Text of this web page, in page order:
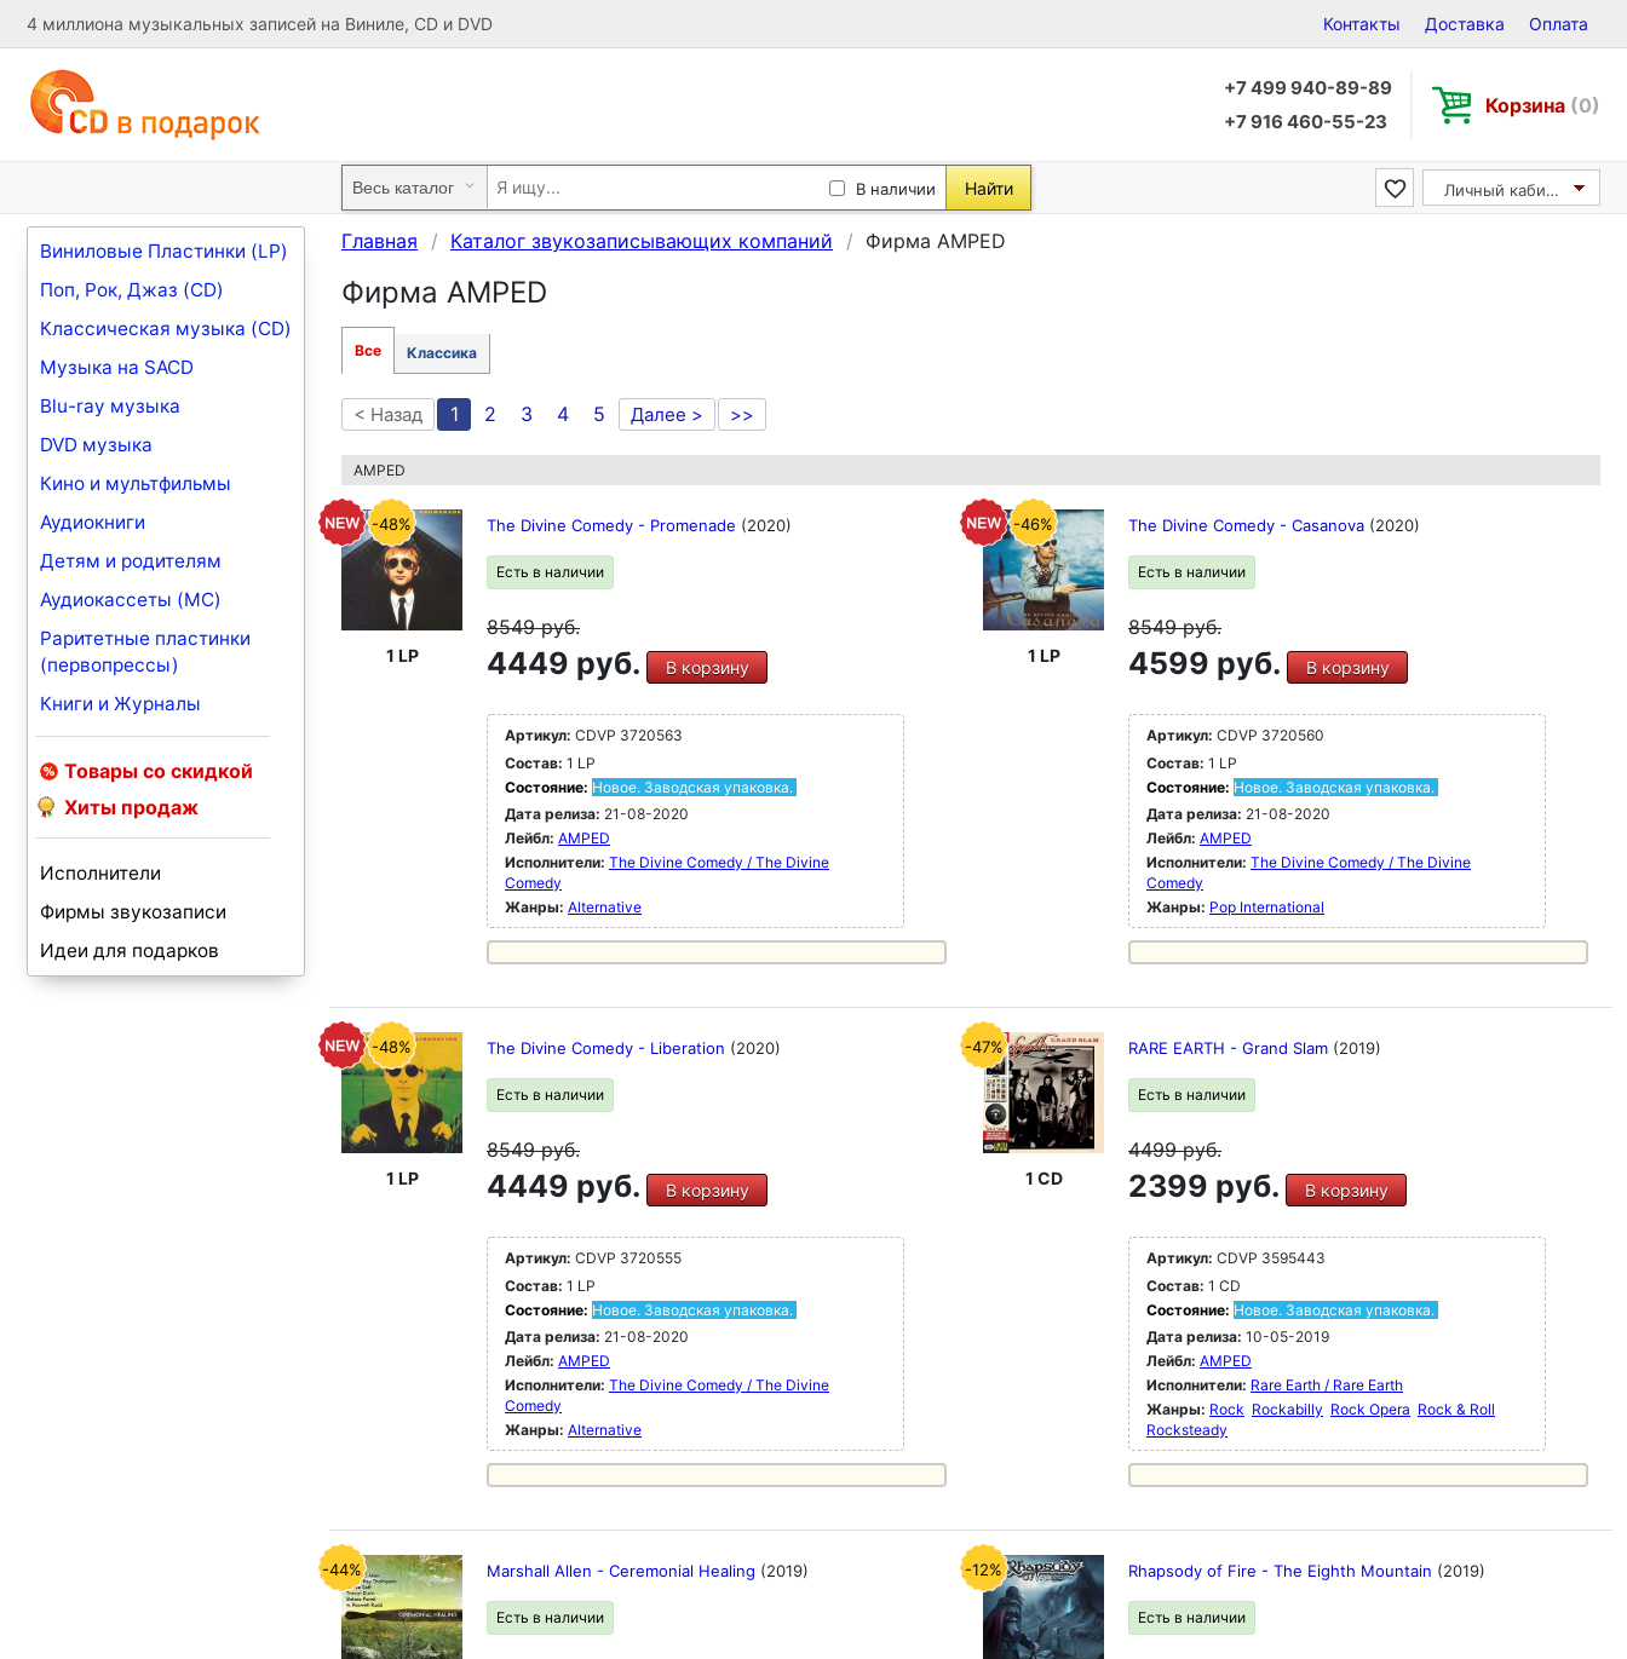
4 миллиона музыкальных записей на Виниле, CD и DVD Контакты Доставка Оплата
+7 499 940-89-89
+7 916 460-55-23
Корзина (0)
В наличии Найти Личный кабинет
Виниловые Пластинки (LP)
Поп, Рок, Джаз (CD)
Классическая музыка (CD)
Музыка на SACD
Blu-ray музыка
DVD музыка
Кино и мультфильмы
Аудиокниги
Детям и родителям
Аудиокассеты (MC)
Раритетные пластинки
(первопрессы)
Книги и Журналы
Товары со скидкой
Хиты продаж
Исполнители
Фирмы звукозаписи
Идеи для подарков
Главная Каталог звукозаписывающих компаний Фирма AMPED
Фирма AMPED
Все Классика
< Назад 1 2 3 4 5 Далее > >>
AMPED
-48%
1 LP
The Divine Comedy - Promenade (2020)
Есть в наличии
8549руб.
4449 руб. В корзину
Артикул: CDVP 3720563
Состав: 1 LP
Состояние: Новое. Заводская упаковка.
Дата релиза: 21-08-2020
Лейбл: AMPED
Исполнители: The Divine Comedy / The Divine
Comedy
Жанры: Alternative
-46%
1 LP
The Divine Comedy - Casanova (2020)
Есть в наличии
8549руб.
4599 руб. В корзину
Артикул: CDVP 3720560
Состав: 1 LP
Состояние: Новое. Заводская упаковка.
Дата релиза: 21-08-2020
Лейбл: AMPED
Исполнители: The Divine Comedy / The Divine
Comedy
Жанры: Pop International
-48%
1 LP
The Divine Comedy - Liberation (2020)
Есть в наличии
8549руб.
4449 руб. В корзину
Артикул: CDVP 3720555
Состав: 1 LP
Состояние: Новое. Заводская упаковка.
Дата релиза: 21-08-2020
Лейбл: AMPED
Исполнители: The Divine Comedy / The Divine
Comedy
Жанры: Alternative
-47%
1 CD
RARE EARTH - Grand Slam (2019)
Есть в наличии
4499руб.
2399 руб. В корзину
Артикул: CDVP 3595443
Состав: 1 CD
Состояние: Новое. Заводская упаковка.
Дата релиза: 10-05-2019
Лейбл: AMPED
Исполнители: Rare Earth / Rare Earth
Жанры: Rock Rockabilly Rock Opera Rock & Roll
Rocksteady
-44% Marshall Allen - Ceremonial Healing (2019)
Есть в наличии
-12% Rhapsody of Fire - The Eighth Mountain (2019)
Есть в наличии